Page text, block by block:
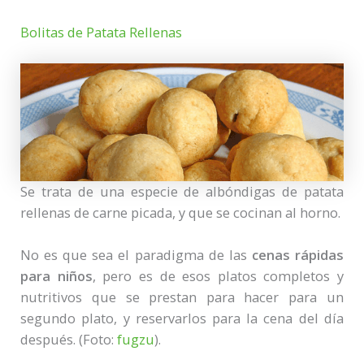
Bolitas de Patata Rellenas
Se trata de una especie de albóndigas de patata
rellenas de carne picada, y que se cocinan al horno.
No es que sea el paradigma de las cenas rápidas
para niños, pero es de esos platos completos y
nutritivos que se prestan para hacer para un
segundo plato, y reservarlos para la cena del día
después. (Foto:fugzu).